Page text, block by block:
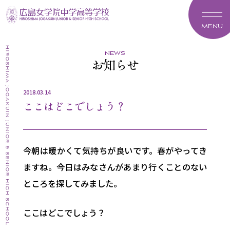
MENU
news
お知らせ
2018.03.14
ここはどこでしょう？
今朝は暖かくて気持ちが良いです。春がやってき
ますね。今日はみなさんがあまり行くことのない
ところを探してみました。
ここはどこでしょう？